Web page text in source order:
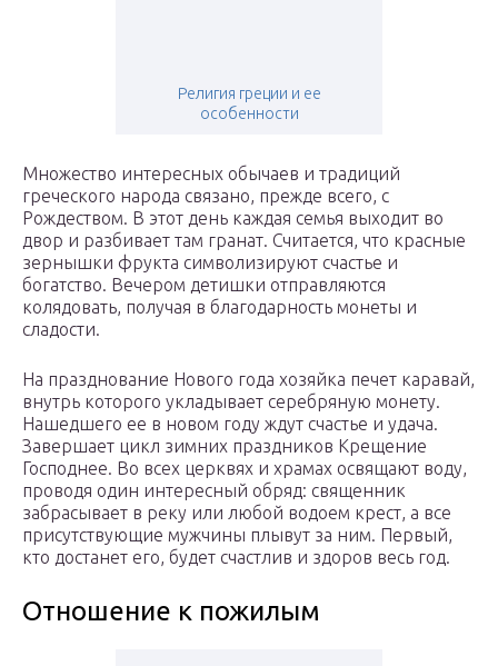
Религия греции и ее
особенности
Множество интересных обычаев и традиций
греческого народа связано, прежде всего, с
Рождеством. В этот день каждая семья выходит во
двор и разбивает там гранат. Считается, что красные
зернышки фрукта символизируют счастье и
богатство. Вечером детишки отправляются
колядовать, получая в благодарность монеты и
сладости.
На празднование Нового года хозяйка печет каравай,
внутрь которого укладывает серебряную монету.
Нашедшего ее в новом году ждут счастье и удача.
Завершает цикл зимних праздников Крещение
Господнее. Во всех церквях и храмах освящают воду,
проводя один интересный обряд: священник
забрасывает в реку или любой водоем крест, а все
присутствующие мужчины плывут за ним. Первый,
кто достанет его, будет счастлив и здоров весь год.
Отношение к пожилым